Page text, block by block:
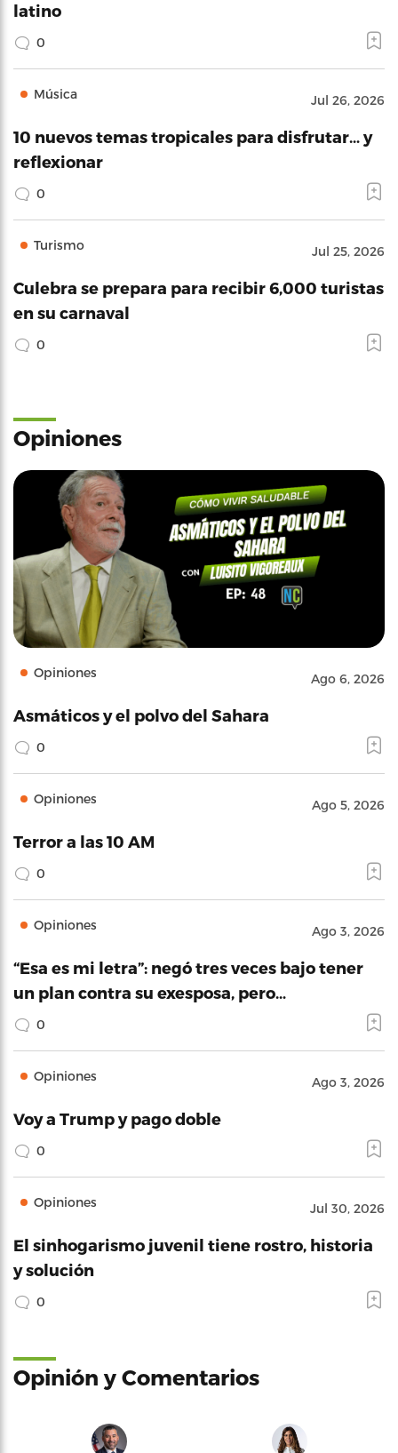
latino
0
Música Jul 26, 2026
10 nuevos temas tropicales para disfrutar… y
reflexionar
0
Turismo Jul 25, 2026
Culebra se prepara para recibir 6,000 turistas
en su carnaval
0
Opiniones
Opiniones Ago 6, 2026
Asmáticos y el polvo del Sahara
0
Opiniones Ago 5, 2026
Terror a las 10 AM
0
Opiniones Ago 3, 2026
“Esa es mi letra”: negó tres veces bajo tener
un plan contra su exesposa, pero…
0
Opiniones Ago 3, 2026
Voy a Trump y pago doble
0
Opiniones Jul 30, 2026
El sinhogarismo juvenil tiene rostro, historia
y solución
0
Opinión y Comentarios